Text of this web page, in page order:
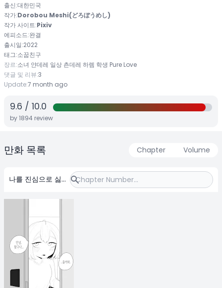
출신:대한민국
작가:Dorobou Meshi(どろぼうめし)
작가 사이트:Pixiv
에피소드:완결
출시일:2022
태그:소꿉친구
장르:소녀 얀데레 일상 츤데레 하렘 학생 Pure Love
댓글 및 리뷰:3
Update:7 month ago
9.6 / 10.0
by1894 review
만화 목록 Chapter Volume
나를 진심으로 싫어